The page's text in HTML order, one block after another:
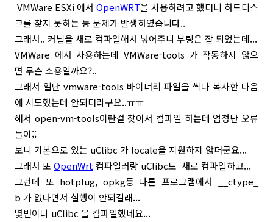
VMWare ESXi 에서 OpenWRT을 사용하려고 했더니 하드디스
크를 찾지 못하는 등 문제가 발생하였습니다..
그래서.. 커널을 새로 컴파일해서 넣어주니 부팅은 잘 되었는데...
VMWare 에서 사용하는데 VMWare-tools 가 작동하지 않으
면 무슨 소용일까요?..
그래서 일단 vmware-tools 바이너리 파일을 싹다 복사한 다음
에 시도했는데 안되더라구요..ㅠㅠ
해서 open-vm-tools이란걸 찾아서 컴파일 하는데 엄청난 오류
들이;;
보니 기본으로 있는 uClibc 가 locale을 지원하지 않더군요...
그래서 또 OpenWrt 컴파일러랑 uClibc도 새로 컴파일하고...
그런데 또 hotplug, opkg등 다른 프로그램에서 __ctype_
b 가 없다면서 실행이 안되길래...
몇번이나 uClibc 을 컴파일했네요...